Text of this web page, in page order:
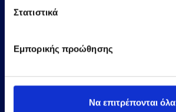
Στατιστικά
Εμπορικής προώθησης
Να επιτρέπονται όλα